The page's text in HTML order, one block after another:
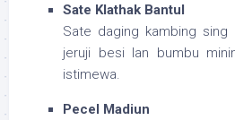
Sate Klathak Bantul
Sate daging kambing sing
jeruji besi lan bumbu
istimewa.
Pecel Madiun